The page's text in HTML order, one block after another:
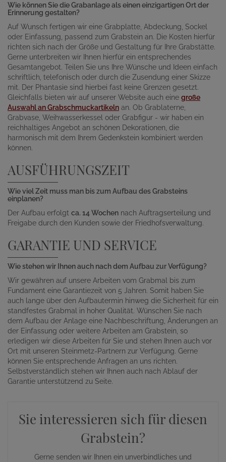
Wie können Sie die Grabanlage als einen einzigartigen Ort der
Erinnerung gestalten?
Auf Wunsch fertigen wir eine Grabplatte, Abdeckung, Sockel
oder Einfassung, passend zum Grabstein an. Die Kosten hierfür
richten sich nach der Größe und Gestaltung für Ihre Grabstätte.
Gerne unterbreiten wir Ihnen hierfür ein entsprechendes
Gesamtangebot. Teilen Sie uns Ihre Wünsche und Ideen einfach
schriftlich, telefonisch oder durch die Zusendung einer Skizze
mit. Der Phantasie sind hierbei fast keine Grenzen gesetzt.
Gleichfalls bieten wir auf unserer Website auch eine große
Auswahl an Grabschmuckartikeln an. Ob Grablaterne,
Grabvase, Weihwasserkessel oder Grabfigur - wir haben ein
reichhaltiges Angebot an schönen Dekorationen, die
harmonisch mit dem Ihrem Gedenkstein kombiniert werden
können.
AUSFÜHRUNGSZEIT
Wie viel Zeit muss man bis zum Aufbau des Grabsteins
einplanen?
Der Aufbau erfolgt ca. 14 Wochen nach Auftragserteilung und
Freigabe durch den Kunden sowie der Friedhofsverwaltung.
GARANTIE UND SERVICE
Wie stehen wir Ihnen auch nach dem Aufbau zur Verfügung?
Wir gewähren auf unsere Arbeiten vom Grabmal bis zum
Fundament eine Garantiezeit von 5 Jahren. Somit haben Sie
auch lange über den Aufbautermin hinweg die Sicherheit für ein
standfestes Grabmal in hoher Qualität. Wünschen Sie nach
dem Aufbau der Anlage eine Nachbeschriftung, Änderungen an
der Einfassung oder weitere Arbeiten am Grabstein, so
erledigen wir diese Arbeiten für Sie und stehen Ihnen auch vor
Ort mit unseren Steinmetz-Partnern zur Verfügung. Gerne
können Sie entsprechende Anfragen an uns richten.
Selbstverständlich stehen wir Ihnen auch nach Ablauf der
Garantie unterstützend zu Seite.
Sie interessieren sich für diesen
Grabstein?
Gerne senden wir Ihnen ein unverbindliches und